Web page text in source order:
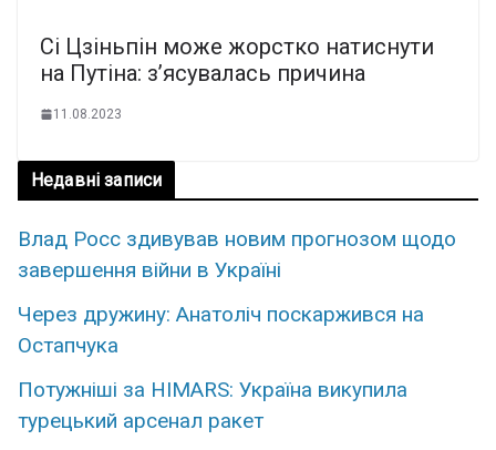
Сі Цзіньпін може жорстко натиснути
на Путіна: з’ясувалась причина
11.08.2023
Недавні записи
Влад Росс здивував новим прогнозом щодо
завершення війни в Україні
Через дружину: Анатоліч поскаржився на
Остапчука
Потужніші за HIMARS: Україна викупила
турецький арсенал ракет